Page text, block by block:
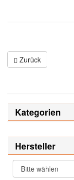
Zurück
Kategorien
Hersteller